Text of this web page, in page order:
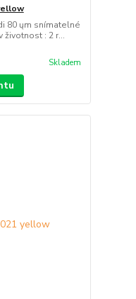
80 ųm snímatelné
: 2 r...
Skladem